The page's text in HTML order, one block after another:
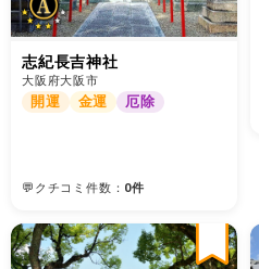
志紀長吉神社
大阪府大阪市
開運 金運 厄除
💬クチコミ件数： 0件